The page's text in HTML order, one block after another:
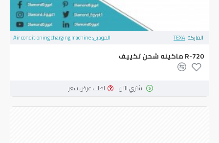
الماركة:TEXA الموديل:Air conditioning charging machine
720-R ماكينه شحن تكييف
اشتري الآن اطلب عرض سعر